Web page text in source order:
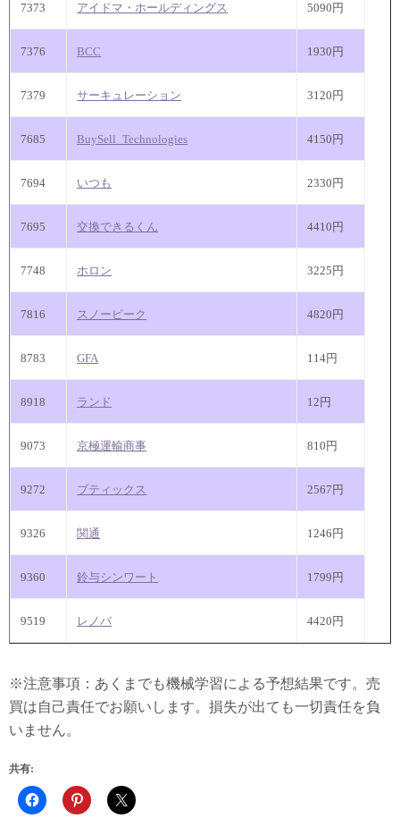
7373 アイドマ・ホールディングス 5090円
7376 BCC 1930円
7379 サーキュレーション 3120円
7685 BuySell_Technologies 4150円
7694 いつも 2330円
7695 交換できるくん 4410円
7748 ホロン 3225円
7816 スノーピーク 4820円
8783 GFA 114円
8918 ランド 12円
9073 京極運輸商事 810円
9272 ブティックス 2567円
9326 関通 1246円
9360 鈴与シンワート 1799円
9519 レノバ 4420円
※注意事項：あくまでも機械学習による予想結果です。売
買は自己責任でお願いします。損失が出ても一切責任を負
いません。
共有: